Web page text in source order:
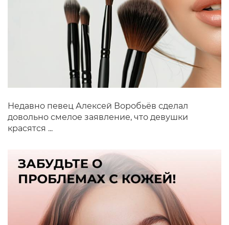
Недавно певец Алексей Воробьёв сделал
довольно смелое заявление, что девушки
красятся ...